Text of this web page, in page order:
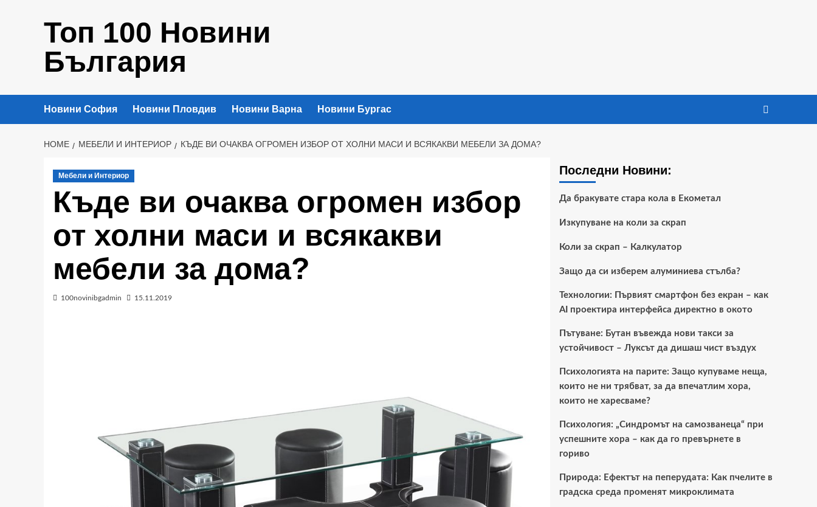
Топ 100 Новини
България
Новини София Новини Пловдив Новини Варна Новини Бургас
HOME МЕБЕЛИ И ИНТЕРИОР КЪДЕ ВИ ОЧАКВА ОГРОМЕН ИЗБОР ОТ ХОЛНИ МАСИ И ВСЯКАКВИ МЕБЕЛИ ЗА ДОМА?
Мебели и Интериор
Къде ви очаква огромен избор
от холни маси и всякакви
мебели за дома?
100novinibgadmin 15.11.2019
Последни Новини:
Да бракувате стара кола в Екометал
Изкупуване на коли за скрап
Коли за скрап – Калкулатор
Защо да си изберем алуминиева стълба?
Технологии: Първият смартфон без екран – как
AI проектира интерфейса директно в окото
Пътуване: Бутан въвежда нови такси за
устойчивост – Луксът да дишаш чист въздух
Психологията на парите: Защо купуваме неща,
които не ни трябват, за да впечатлим хора,
които не харесваме?
Психология: „Синдромът на самозванеца“ при
успешните хора – как да го превърнете в
гориво
Природа: Ефектът на пеперудата: Как пчелите в
градска среда променят микроклимата